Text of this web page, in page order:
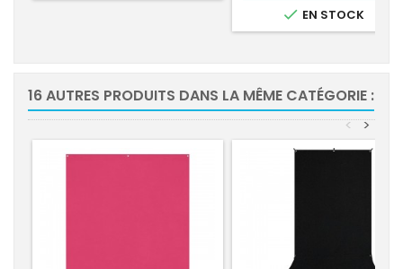
 EN STOCK
16 AUTRES PRODUITS DANS LA MÊME CATÉGORIE :
>
<